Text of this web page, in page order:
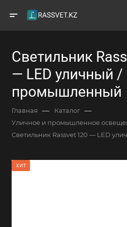
Светильник
— LED уличный /
промышленный
Главная — Каталог —
Уличное и промышленное
Светильник Rassvet 120 — LED
ХИТ